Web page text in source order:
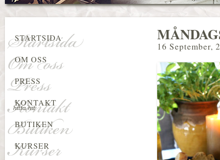
16 September,
STARTSIDA
OM OSS
PRESS
KONTAKT
BUTIKEN
KURSER